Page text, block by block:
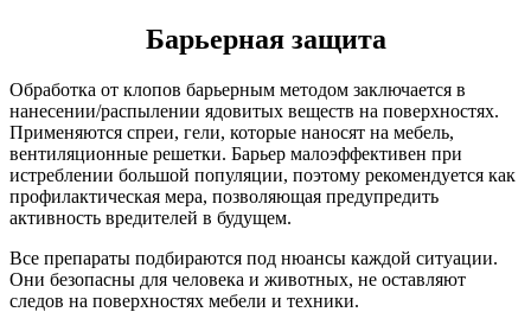
Барьерная защита
Обработка от клопов барьерным методом заключается в
нанесении/распылении ядовитых веществ на поверхностях.
Применяются спреи, гели, которые наносят на мебель,
вентиляционные решетки. Барьер малоэффективен при
истреблении большой популяции, поэтому рекомендуется как
профилактическая мера, позволяющая предупредить
активность вредителей в будущем.
Все препараты подбираются под нюансы каждой ситуации.
Они безопасны для человека и животных, не оставляют
следов на поверхностях мебели и техники.